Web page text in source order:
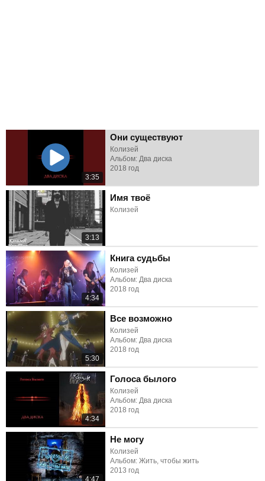
3:35
Они существуют
Колизей
Альбом: Два диска
2018 год
3:13
Имя твоё
Колизей
4:34
Книга судьбы
Колизей
Альбом: Два диска
2018 год
5:30
Все возможно
Колизей
Альбом: Два диска
2018 год
4:34
Голоса былого
Колизей
Альбом: Два диска
2018 год
4:47
Не могу
Колизей
Альбом: Жить, чтобы жить
2013 год